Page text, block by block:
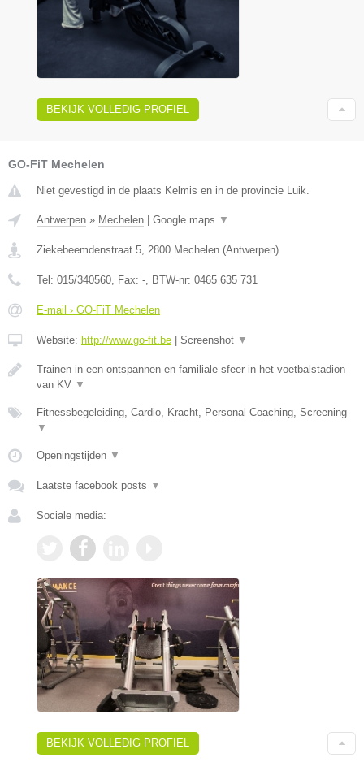
BEKIJK VOLLEDIG PROFIEL
GO-FiT Mechelen
Niet gevestigd in de plaats Kelmis en in de provincie Luik.
Antwerpen » Mechelen | Google maps ▼
Ziekebeemdenstraat 5 2800 Mechelen (Antwerpen)
Tel: 015/340560 , Fax: - , BTW-nr: 0465 635 731
E-mail › GO-FiT Mechelen
Website: http://www.go-fit.be | Screenshot ▼
Trainen in een ontspannen en familiale sfeer in het voetbalstadion
van KV ▼
Fitnessbegeleiding, Cardio, Kracht, Personal Coaching, Screening
▼
Openingstijden ▼
Laatste facebook posts ▼
Sociale media:
BEKIJK VOLLEDIG PROFIEL